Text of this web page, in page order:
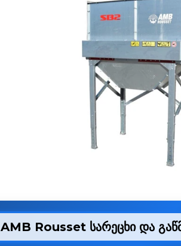
AMB Rousset სარეცხი და